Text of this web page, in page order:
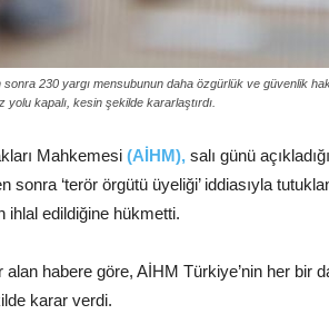
230 yargı mensubunun daha özgürlük ve güvenlik
yolu kapalı, kesin şekilde kararlaştırdı.
Mahkemesi (AİHM), salı günü
sonra ‘terör örgütü üyeliği’ iddiasıyla
ihlal edildiğine hükmetti.
alan habere göre, AİHM Türkiye’nin her bir
karar verdi.